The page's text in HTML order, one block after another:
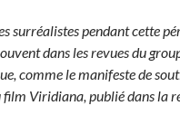
surréalistes pendant cette
dans les revues du
comme le manifeste de
Viridiana, publié dans la